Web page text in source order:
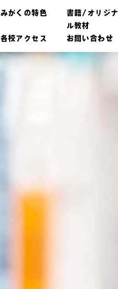
みがくの特色
書籍/オリジナ
ル教材
各校アクセス お問い合わせ